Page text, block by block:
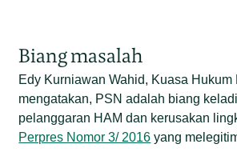
Biang masalah
Edy Kurniawan Wahid, Kuasa Hukum
mengatakan, PSN adalah biang
pelanggaran HAM dan kerusakan
Perpres Nomor 3/ 2016 yang